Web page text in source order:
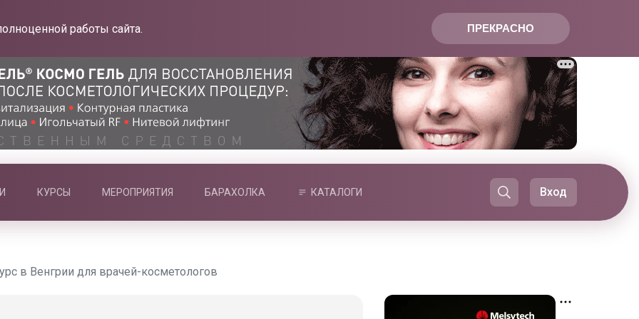
ПРЕКРАСНО
работы сайта.
КУРСЫ МЕРОПРИЯТИЯ БАРАХОЛКА КАТАЛОГИ Вход
в Венгрии для врачей-косметологов